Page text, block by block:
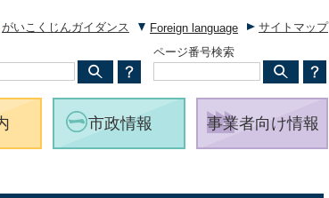
がいこくじんガイダンス Foreign language
サイトマップ
ページ番号検索
市政情報 事業者向け情報